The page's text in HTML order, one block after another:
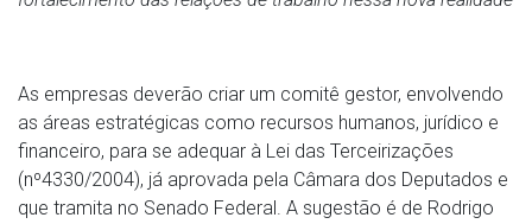
As empresas deverão criar um comitê gestor, envolvendo
as áreas estratégicas como recursos humanos, jurídico e
financeiro, para se adequar à Lei das Terceirizações
(nº4330/2004), já aprovada pela Câmara dos Deputados e
que tramita no Senado Federal. A sugestão é de Rodrigo